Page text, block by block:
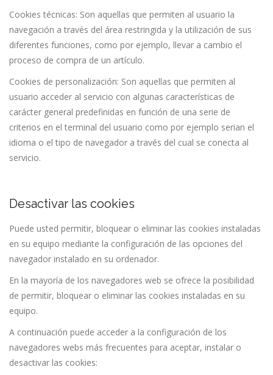
Cookies técnicas: Son aquellas que permiten al usuario la
navegación a través del área restringida y la utilización de sus
diferentes funciones, como por ejemplo, llevar a cambio el
proceso de compra de un artículo.
Cookies de personalización: Son aquellas que permiten al
usuario acceder al servicio con algunas características de
carácter general predefinidas en función de una serie de
criterios en el terminal del usuario como por ejemplo serian el
idioma o el tipo de navegador a través del cual se conecta al
servicio.
Desactivar las cookies
Puede usted permitir, bloquear o eliminar las cookies instaladas
en su equipo mediante la configuración de las opciones del
navegador instalado en su ordenador.
En la mayoría de los navegadores web se ofrece la posibilidad
de permitir, bloquear o eliminar las cookies instaladas en su
equipo.
A continuación puede acceder a la configuración de los
navegadores webs más frecuentes para aceptar, instalar o
desactivar las cookies: